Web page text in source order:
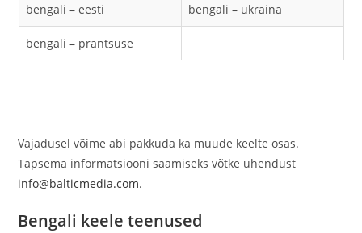
bengali – eesti bengali – ukraina
bengali – prantsuse
Vajadusel võime abi pakkuda ka muude keelte osas.
Täpsema informatsiooni saamiseks võtke ühendust
info@balticmedia.com.
Bengali keele teenused